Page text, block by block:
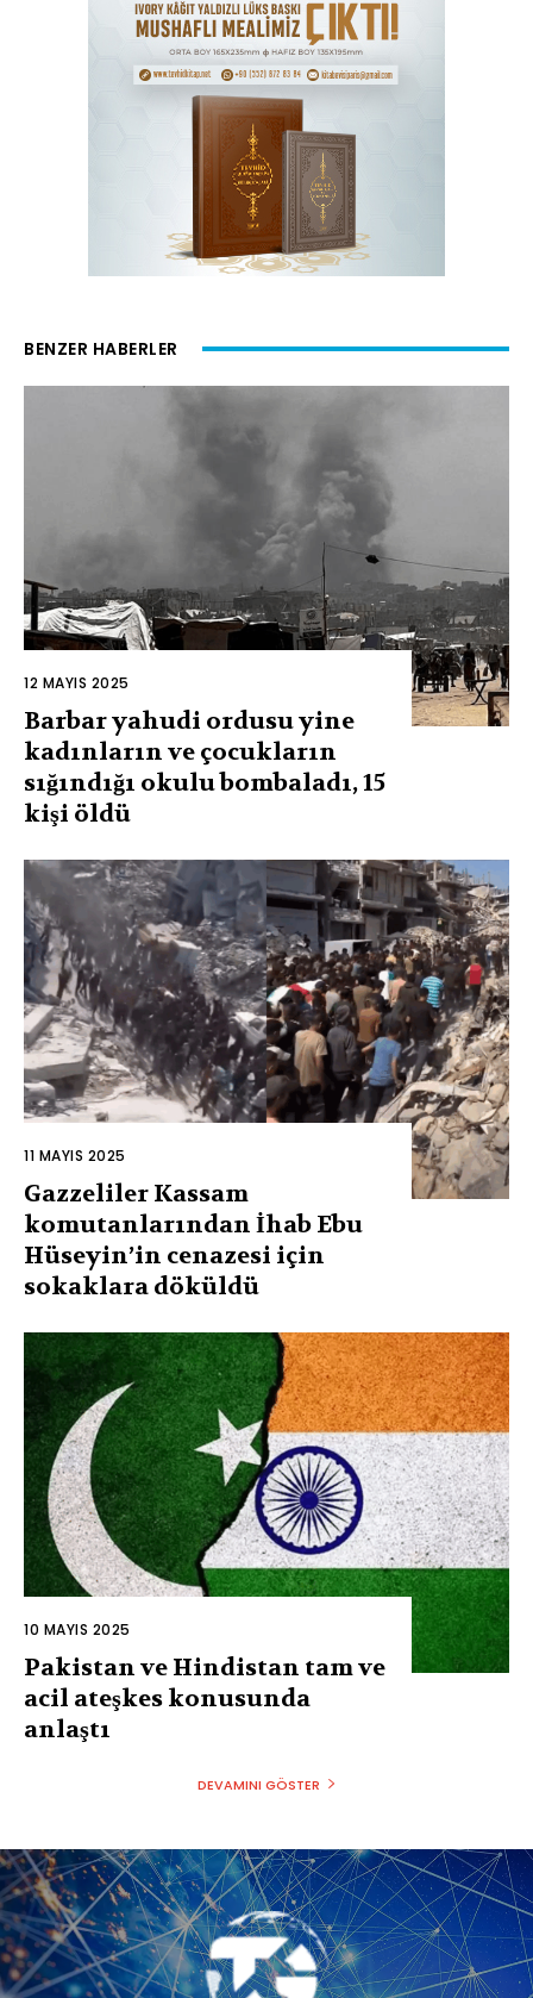
BENZER HABERLER
12 MAYIS 2025
Barbar yahudi ordusu yine
kadınların ve çocukların
sığındığı okulu bombaladı, 15
kişi öldü
11 MAYIS 2025
Gazzeliler Kassam
komutanlarından İhab Ebu
Hüseyin’in cenazesi için
sokaklara döküldü
10 MAYIS 2025
Pakistan ve Hindistan tam ve
acil ateşkes konusunda
anlaştı
DEVAMINI GÖSTER